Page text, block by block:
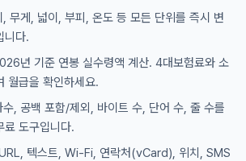
무게, 넓이, 부피, 온도 등 모든 단위를 즉시 변
니다.
년 기준 연봉 실수령액 계산. 4대보험료와 소
월급을 확인하세요.
, 공백 포함/제외, 바이트 수, 단어 수, 줄 수를
료 도구입니다.
텍스트, Wi-Fi, 연락처(vCard), 위치, SMS